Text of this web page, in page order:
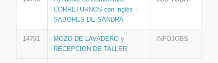
CORRETURNOS con inglés –
SABORES DE SANDRA
14791
MOZO DE LAVADERO y
RECEPCION DE TALLER
INFOJOBS